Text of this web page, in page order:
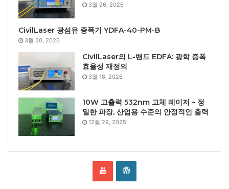
3월 26, 2026
CivilLaser 광섬유 증폭기 YDFA-40-PM-B
3월 20, 2026
CivilLaser의 L-밴드 EDFA: 광학 증폭
효율성 재정의
3월 18, 2026
10W 고출력 532nm 고체 레이저 – 정
밀한 파장, 산업용 수준의 안정적인 출력
12월 29, 2025